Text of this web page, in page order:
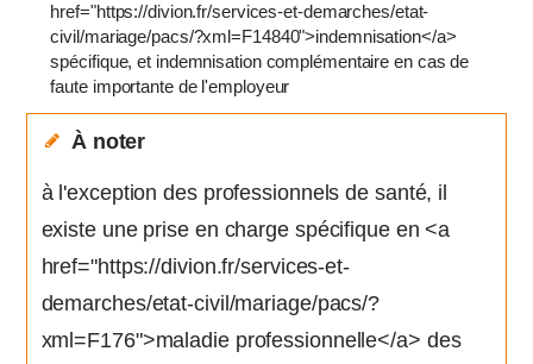
href="https://divion.fr/services-et-demarches/etat-
civil/mariage/pacs/?xml=F14840">indemnisation</a>
spécifique, et indemnisation complémentaire en cas de
faute importante de l'employeur
À noter
à l'exception des professionnels de santé, il
existe une prise en charge spécifique en <a
href="https://divion.fr/services-et-
demarches/etat-civil/mariage/pacs/?
xml=F176">maladie professionnelle</a> des